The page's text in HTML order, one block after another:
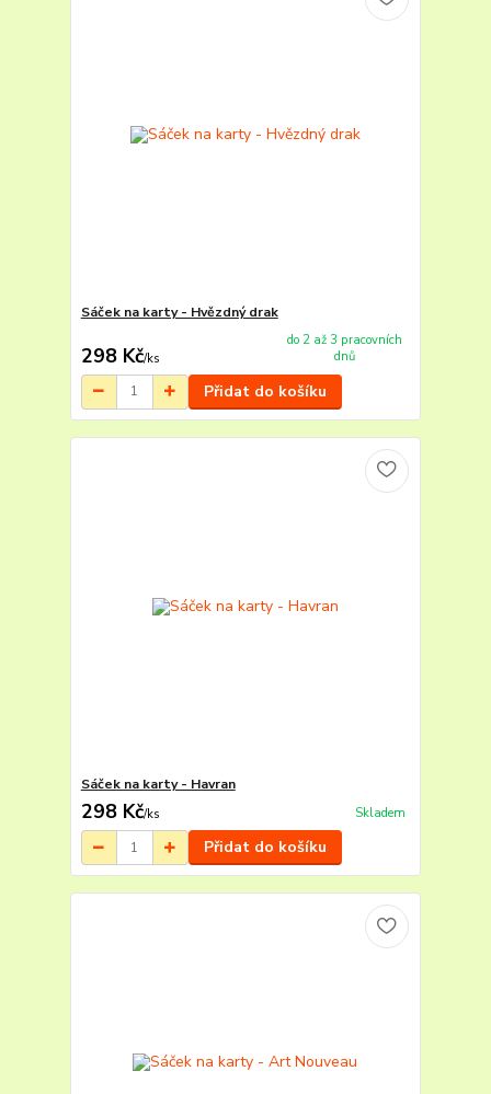
Sáček na karty - Hvězdný drak
298 Kč/ks
do 2 až 3 pracovních
dnů
Přidat do košíku
Sáček na karty - Havran
298 Kč/ks Skladem
Přidat do košíku